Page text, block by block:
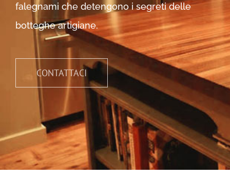
falegnami che detengono i segreti delle
botteghe artigiane.
CONTATTACI